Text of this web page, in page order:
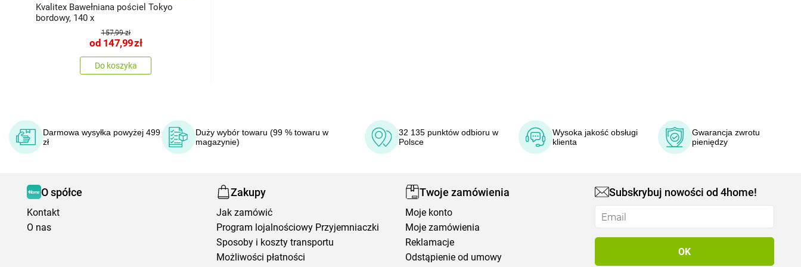
Kvalitex Bawełniana pościel Tokyo
bordowy, 140 x
157,99 zł
od 147,99zł
Do koszyka
Darmowa wysyłka powyżej 499
zł
Duży wybór towaru (99 % towaru w
magazynie)
32 135 punktów odbioru w
Polsce
Wysoka jakość obsługi
klienta
Gwarancja zwrotu
pieniędzy
O spółce
Kontakt
O nas
Zakupy
Jak zamówić
Program lojalnościowy Przyjemniaczki
Sposoby i koszty transportu
Możliwości płatności
Twoje zamówienia
Moje konto
Moje zamówienia
Reklamacje
Odstąpienie od umowy
Subskrybuj nowości od 4home!